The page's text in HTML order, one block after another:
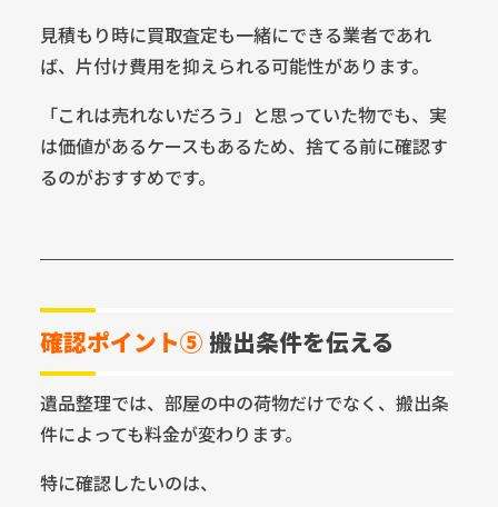
見積もり時に買取査定も一緒にできる業者であれ
ば、片付け費用を抑えられる可能性があります。
「これは売れないだろう」と思っていた物でも、実
は価値があるケースもあるため、捨てる前に確認す
るのがおすすめです。
確認ポイント⑤ 搬出条件を伝える
遺品整理では、部屋の中の荷物だけでなく、搬出条
件によっても料金が変わります。
特に確認したいのは、